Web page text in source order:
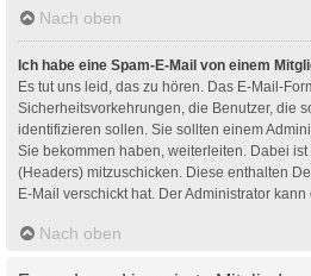
Nach oben
Ich habe eine Spam-E-Mail von einem
Es tut uns leid, das zu hören. Das E-Mail-
Sicherheitsvorkehrungen, die Benutzer, die
identifizieren sollen. Sie sollten einem
Sie bekommen haben, weiterleiten. Dabei
(Headers) mitzuschicken. Diese enthalten
E-Mail verschickt hat. Der Administrator
Nach oben